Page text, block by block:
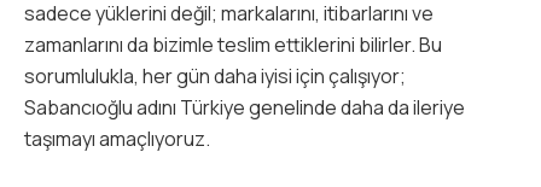
sadece yüklerini değil; markalarını, itibarlarını ve
zamanlarını da bizimle teslim ettiklerini bilirler. Bu
sorumlulukla, her gün daha iyisi için çalışıyor;
Sabancıoğlu adını Türkiye genelinde daha da ileriye
taşımayı amaçlıyoruz.